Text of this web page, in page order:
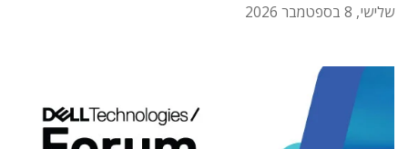
שלישי, 8 בספטמבר 2026